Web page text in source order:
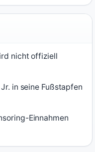
nicht offiziell
in seine Fußstapfen
Einnahmen